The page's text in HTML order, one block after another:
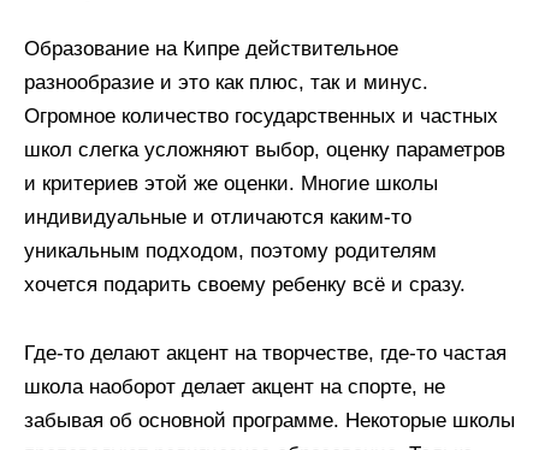
Образование на Кипре действительное
разнообразие и это как плюс, так и минус.
Огромное количество государственных и частных
школ слегка усложняют выбор, оценку параметров
и критериев этой же оценки. Многие школы
индивидуальные и отличаются каким-то
уникальным подходом, поэтому родителям
хочется подарить своему ребенку всё и сразу.
Где-то делают акцент на творчестве, где-то частая
школа наоборот делает акцент на спорте, не
забывая об основной программе. Некоторые школы